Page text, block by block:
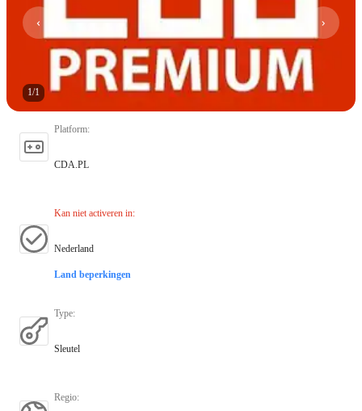
1/1
Platform:
CDA.PL
Kan niet activeren in:
Nederland
Land beperkingen
Type:
Sleutel
Regio: